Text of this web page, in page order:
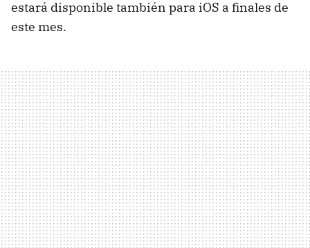
estará disponible también para iOS a finales de
este mes.